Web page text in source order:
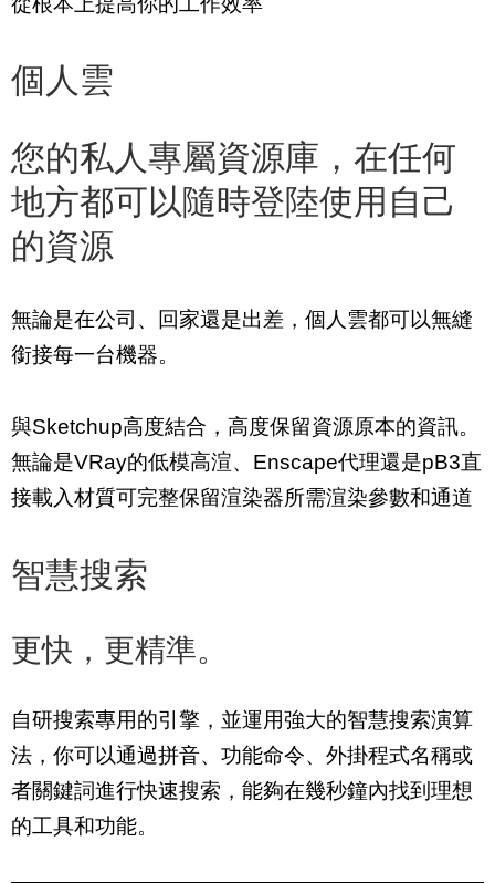
個人雲
您的私人專屬資源庫，在任何
地方都可以隨時登陸使用自己
的資源
無論是在公司、回家還是出差，個人雲都可以無縫
銜接每一台機器。
與Sketchup高度結合，高度保留資源原本的資訊。
無論是VRay的低模高渲、Enscape代理還是pB3直
接載入材質可完整保留渲染器所需渲染參數和通道
智慧搜索
更快，更精準。
自研搜索專用的引擎，並運用強大的智慧搜索演算
法，你可以通過拼音、功能命令、外掛程式名稱或
者關鍵詞進行快速搜索，能夠在幾秒鐘內找到理想
的工具和功能。